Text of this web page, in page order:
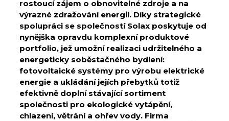
rostoucí zájem o obnovitelné zdroje a na
výrazné zdražování energií. Díky strategické
spolupráci se společností Solax poskytuje od
nynějška opravdu komplexní produktové
portfolio, jež umožní realizaci udržitelného a
energeticky soběstačného bydlení:
fotovoltaické systémy pro výrobu elektrické
energie a ukládání jejích přebytků totiž
efektivně doplní stávající sortiment
společnosti pro ekologické vytápění,
chlazení, větrání a ohřev vody. Firma